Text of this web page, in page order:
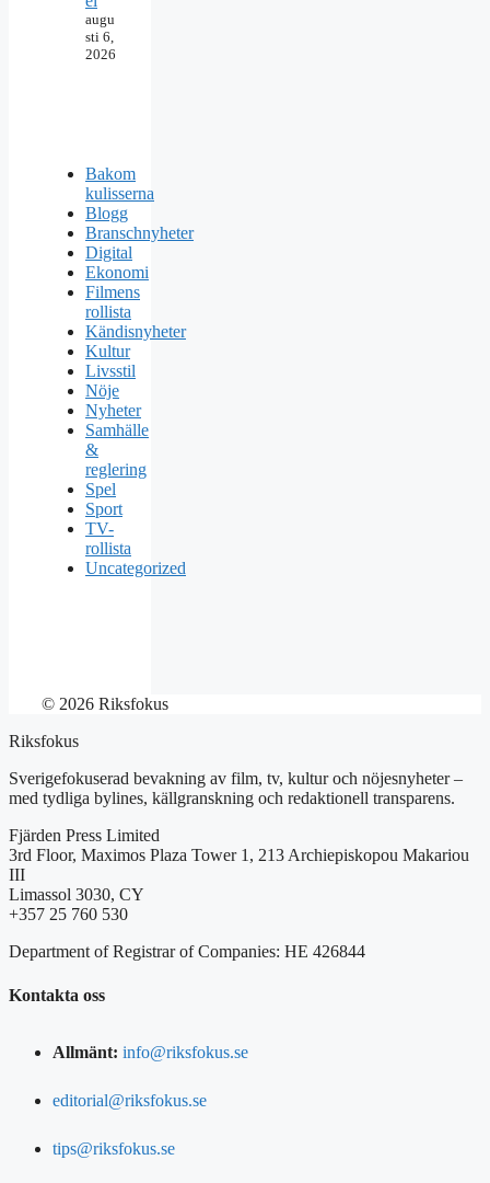
augu
sti 6,
2026
Bakom
kulisserna
Blogg
Branschnyheter
Digital
Ekonomi
Filmens
rollista
Kändisnyheter
Kultur
Livsstil
Nöje
Nyheter
Samhälle
&
reglering
Spel
Sport
TV-
rollista
Uncategorized
© 2026 Riksfokus
Riksfokus
Sverigefokuserad bevakning av film, tv, kultur och nöjesnyheter –
med tydliga bylines, källgranskning och redaktionell transparens.
Fjärden Press Limited
3rd Floor, Maximos Plaza Tower 1, 213 Archiepiskopou Makariou
III
Limassol 3030, CY
+357 25 760 530
Department of Registrar of Companies: HE 426844
Kontakta oss
Allmänt: info@riksfokus.se
editorial@riksfokus.se
tips@riksfokus.se